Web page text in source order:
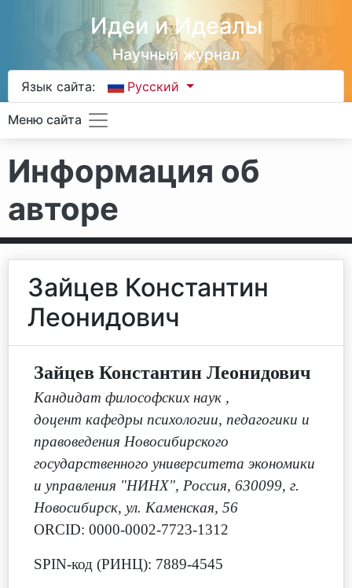
Идеи и Идеалы
Научный журнал
Язык сайта: Русский
Меню сайта
Информация об
авторе
Зайцев Константин
Леонидович
Зайцев Константин Леонидович
Кандидат философских наук ,
доцент кафедры психологии, педагогики и
правоведения Новосибирского
государственного университета экономики
и управления "НИНХ", Россия, 630099, г.
Новосибирск, ул. Каменская, 56
ORCID: 0000-0002-7723-1312
SPIN-код (РИНЦ): 7889-4545